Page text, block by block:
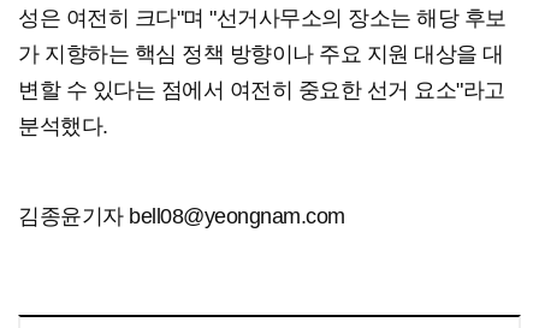
성은 여전히 크다"며 "선거사무소의 장소는 해당 후보
가 지향하는 핵심 정책 방향이나 주요 지원 대상을 대
변할 수 있다는 점에서 여전히 중요한 선거 요소"라고
분석했다.
김종윤기자 bell08@yeongnam.com